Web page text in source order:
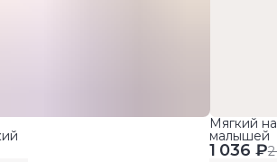
1 036 ₽
Мягкий
малышей